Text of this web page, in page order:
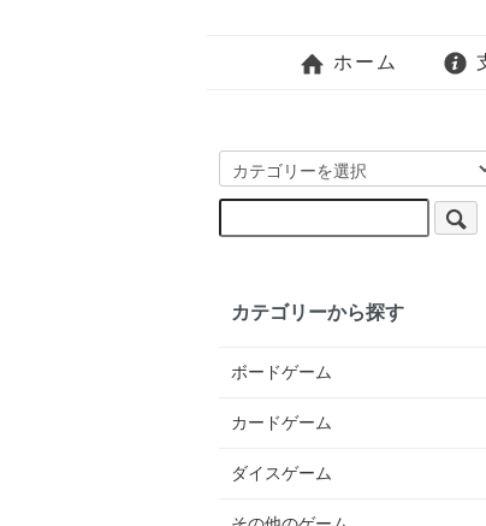
ホーム
カテゴリーから探す
ボードゲーム
カードゲーム
ダイスゲーム